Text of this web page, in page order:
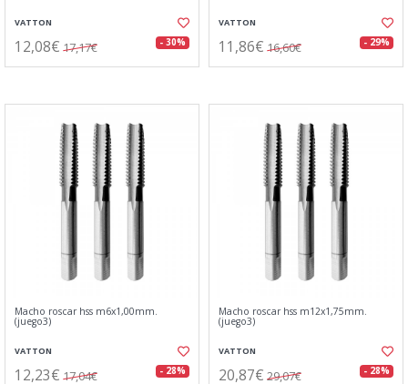
VATTON
12,08€ 17,17€ - 30%
VATTON
11,86€ 16,60€ - 29%
Macho roscar hss m6x1,00mm.
(juego3)
VATTON
12,23€ 17,04€ - 28%
Macho roscar hss m12x1,75mm.
(juego3)
VATTON
20,87€ 29,07€ - 28%